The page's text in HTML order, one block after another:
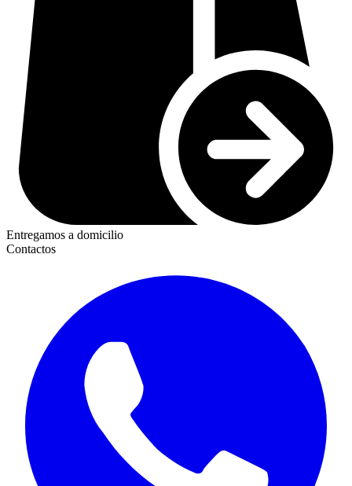
Entregamos a domicilio
Contactos